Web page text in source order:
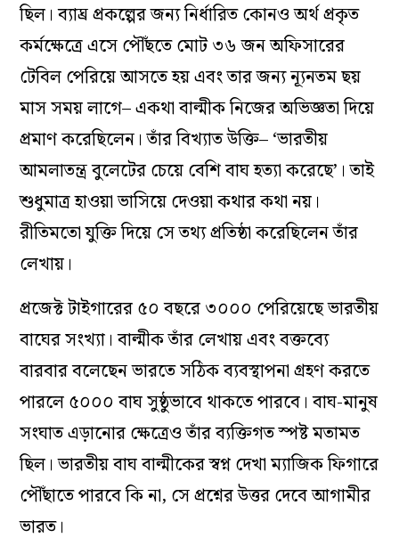
ছিল। ব্যাঘ্র প্রকল্পের জন্য নির্ধারিত কোনও অর্থ প্রকৃত
কর্মক্ষেত্রে এসে পৌঁছতে মোট ৩৬ জন অফিসারের
টেবিল পেরিয়ে আসতে হয় এবং তার জন্য ন্যূনতম ছয়
মাস সময় লাগে– একথা বাল্মীক নিজের অভিজ্ঞতা দিয়ে
প্রমাণ করেছিলেন। তাঁর বিখ্যাত উক্তি– ‘ভারতীয়
আমলাতন্ত্র বুলেটের চেয়ে বেশি বাঘ হত্যা করেছে’। তাই
শুধুমাত্র হাওয়া ভাসিয়ে দেওয়া কথার কথা নয়।
রীতিমতো যুক্তি দিয়ে সে তথ্য প্রতিষ্ঠা করেছিলেন তাঁর
লেখায়।
প্রজেক্ট টাইগারের ৫০ বছরে ৩০০০ পেরিয়েছে ভারতীয়
বাঘের সংখ্যা। বাল্মীক তাঁর লেখায় এবং বক্তব্যে
বারবার বলেছেন ভারতে সঠিক ব্যবস্থাপনা গ্রহণ করতে
পারলে ৫০০০ বাঘ সুষ্ঠুভাবে থাকতে পারবে। বাঘ-মানুষ
সংঘাত এড়ানোর ক্ষেত্রেও তাঁর ব্যক্তিগত স্পষ্ট মতামত
ছিল। ভারতীয় বাঘ বাল্মীকের স্বপ্ন দেখা ম্যাজিক ফিগারে
পৌঁছাতে পারবে কি না, সে প্রশ্নের উত্তর দেবে আগামীর
ভারত।